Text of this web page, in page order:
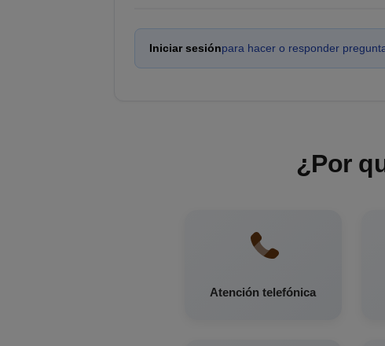
Iniciar sesiónpara hacer o responder
¿Por
Atención telefónica